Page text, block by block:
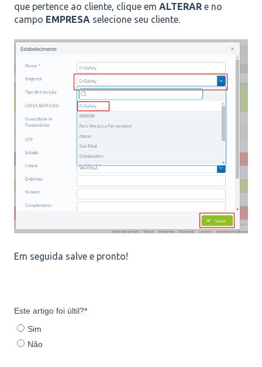
que pertence ao cliente, clique em ALTERAR e no
campo EMPRESA selecione seu cliente.
Em seguida salve e pronto!